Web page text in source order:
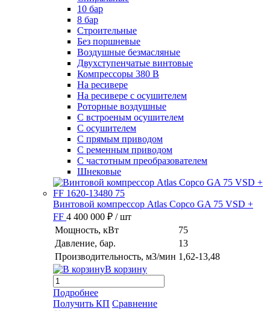
10 бар
8 бар
Cтроительные
Без поршневые
Воздушные безмасляные
Двухступенчатые винтовые
Компрессоры 380 В
На ресивере
На ресивере с осушителем
Роторные воздушные
С встроеным осушителем
С осушителем
С прямым приводом
С ременным приводом
С частотным преобразователем
Шнековые
Винтовой компрессор Atlas Copco GA 75 VSD +
FF 4 400 000 ₽ / шт
Мощность, кВт
75
Давление, бар.
13
Производительность, м3/мин 1,62-13,48
В корзину
Подробнее
Получить КП Сравнение